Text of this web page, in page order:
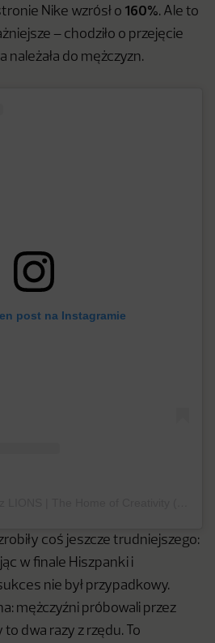
Nike wzrósł o 160%. Ale to
– chodziło o przejęcie
należała do mężczyzn.
post na Instagramie
coś jeszcze trudniejszego:
w finale Hiszpanki i
nie był przypadkowy.
mężczyźni próbowali przez
to dwa razy z rzędu. To